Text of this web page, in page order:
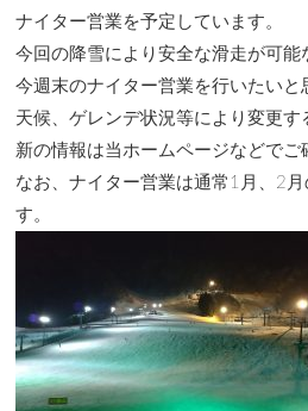
ナイター営業を予定しています。
今回の降雪により安全な滑走が可能
今週末のナイター営業を行いたいと
天候、ゲレンデ状況等により変更
新の情報は当ホームページなどでご
なお、ナイター営業は通常1月、2
す。